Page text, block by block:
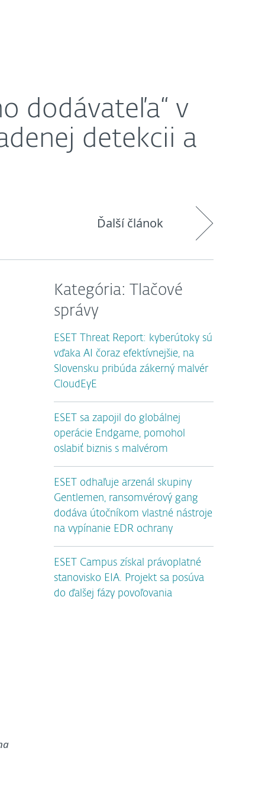
dodávateľa“ v
detekcii a
Ďalší článok
Kategória: Tlačové
správy
ESET Threat Report: kyberútoky sú
vďaka AI čoraz efektívnejšie, na
Slovensku pribúda zákerný malvér
CloudEyE
ESET sa zapojil do globálnej
operácie Endgame, pomohol
oslabiť biznis s malvérom
ESET odhaľuje arzenál skupiny
Gentlemen, ransomvérový gang
dodáva útočníkom vlastné nástroje
na vypínanie EDR ochrany
ESET Campus získal právoplatné
stanovisko EIA. Projekt sa posúva
do ďalšej fázy povoľovania